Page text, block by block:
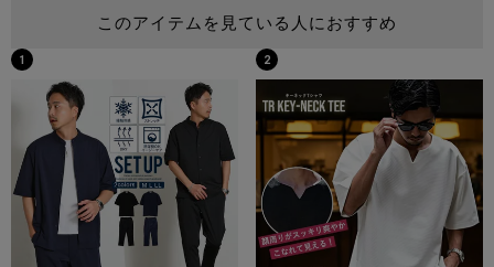
普段着用サイズ：M～L
Lサイズ着用
スタッフC(173cm/60kg)
体型：細身
普段着用サイズ：M
Mサイズ着用
このアイテムを見ている人におすすめ
1 2